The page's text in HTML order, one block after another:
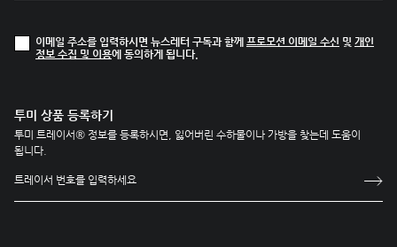
이메일 주소를 입력하시면 뉴스레터 구독과 함께 프로모션 이메일 수신 및 개인
정보 수집 및 이용에 동의하게 됩니다.
투미 상품 등록하기
투미 트레이서® 정보를 등록하시면, 잃어버린 수하물이나 가방을 찾는데 도움이
됩니다.